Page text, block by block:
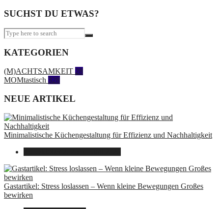
SUCHST DU ETWAS?
KATEGORIEN
(M)ACHTSAMKEIT 28
MOMtastisch 328
NEUE ARTIKEL
Minimalistische Küchengestaltung für Effizienz und Nachhaltigkeit
Gastartikel: Stress loslassen – Wenn kleine Bewegungen Großes
bewirken